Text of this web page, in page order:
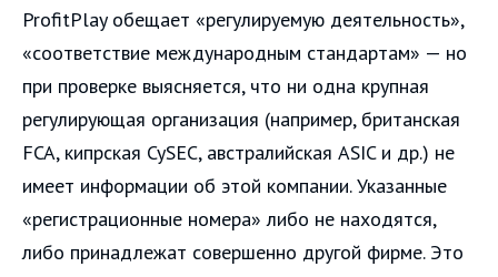
ProfitPlay обещает «регулируемую деятельность»,
«соответствие международным стандартам» — но
при проверке выясняется, что ни одна крупная
регулирующая организация (например, британская
FCA, кипрская CySEC, австралийская ASIC и др.) не
имеет информации об этой компании. Указанные
«регистрационные номера» либо не находятся,
либо принадлежат совершенно другой фирме. Это